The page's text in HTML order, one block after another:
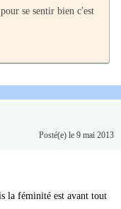
se sentir bien c'est
Posté(e) le 9 mai 2013
la féminité est avant tout